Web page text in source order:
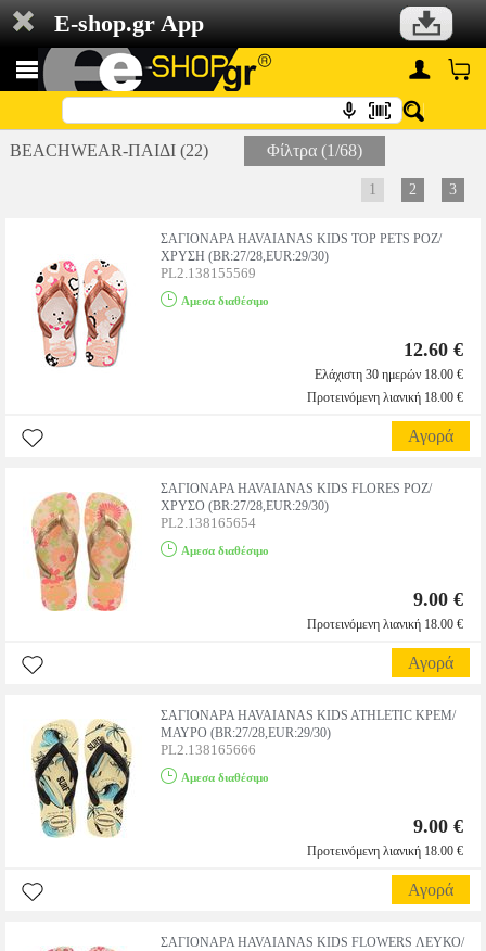
E-shop.gr App
BEACHWEAR-ΠΑΙΔΙ (22) Φίλτρα (1/68)
1 2 3
ΣΑΓΙΟΝΑΡΑ HAVAIANAS KIDS TOP PETS ΡΟΖ/
ΧΡΥΣΗ (BR:27/28,EUR:29/30)
PL2.138155569
Αμεσα διαθέσιμο
12.60 €
Ελάχιστη 30 ημερών 18.00 €
Προτεινόμενη λιανική 18.00 €
Αγορά
ΣΑΓΙΟΝΑΡΑ HAVAIANAS KIDS FLORES ΡΟΖ/
ΧΡΥΣΟ (BR:27/28,EUR:29/30)
PL2.138165654
Αμεσα διαθέσιμο
9.00 €
Προτεινόμενη λιανική 18.00 €
Αγορά
ΣΑΓΙΟΝΑΡΑ HAVAIANAS KIDS ATHLETIC ΚΡΕΜ/
ΜΑΥΡΟ (BR:27/28,EUR:29/30)
PL2.138165666
Αμεσα διαθέσιμο
9.00 €
Προτεινόμενη λιανική 18.00 €
Αγορά
ΣΑΓΙΟΝΑΡΑ HAVAIANAS KIDS FLOWERS ΛΕΥΚΟ/